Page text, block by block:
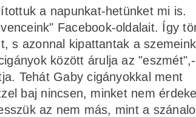
a napunkat-hetünket mi is.
Facebook-oldalait. Így
s azonnal kipattantak a
között árulja az "eszmét",-
Tehát Gaby cigányokkal ment
baj nincsen, minket nem
az nem más, mint a